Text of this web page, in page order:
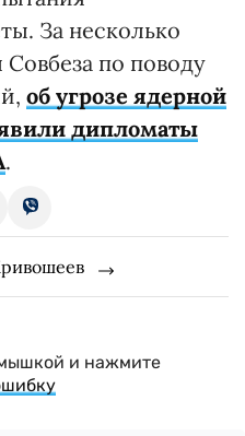
За несколько
Совбеза по поводу
об угрозе ядерной
дипломаты
.
и нажмите